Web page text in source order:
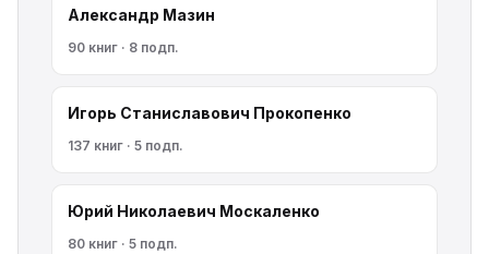
Александр Мазин
90 книг · 8 подп.
Игорь Станиславович Прокопенко
137 книг · 5 подп.
Юрий Николаевич Москаленко
80 книг · 5 подп.